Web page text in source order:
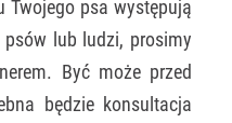
Twojego psa występują
lub ludzi, prosimy
Być może przed
będzie konsultacja